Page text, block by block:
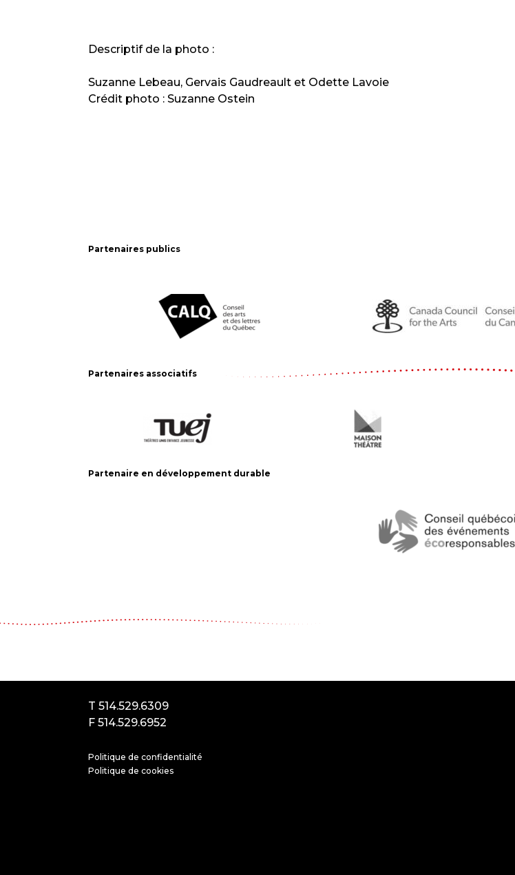
Descriptif de la photo :
Suzanne Lebeau, Gervais Gaudreault et Odette Lavoie
Crédit photo : Suzanne Ostein
Partenaires publics
Partenaires associatifs
Partenaire en développement durable
T 514.529.6309
F 514.529.6952
Politique de confidentialité
Politique de cookies